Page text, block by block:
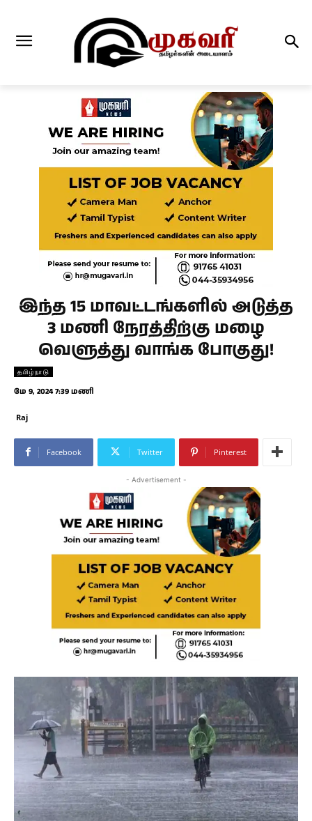
இந்த 15 மாவட்டங்களில் அடுத்த
3 மணி நேரத்திற்கு மழை
வெளுத்து வாங்க போகுது!
தமிழ்நாடு
மே 9, 2024 7:39 மணி
Raj
Facebook Twitter Pinterest
- Advertisement -